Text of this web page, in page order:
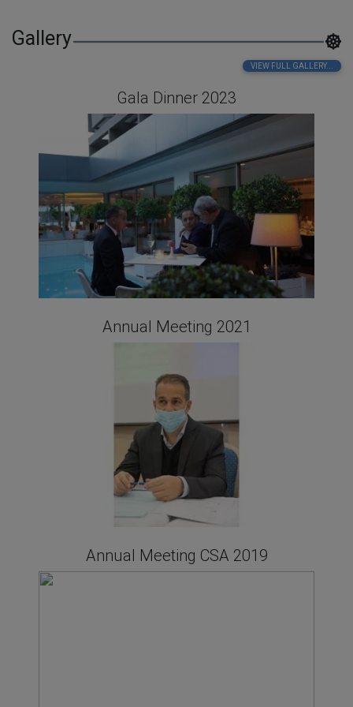
Gallery
VIEW FULL GALLERY...
Gala Dinner 2023
Annual Meeting 2021
Annual Meeting CSA 2019